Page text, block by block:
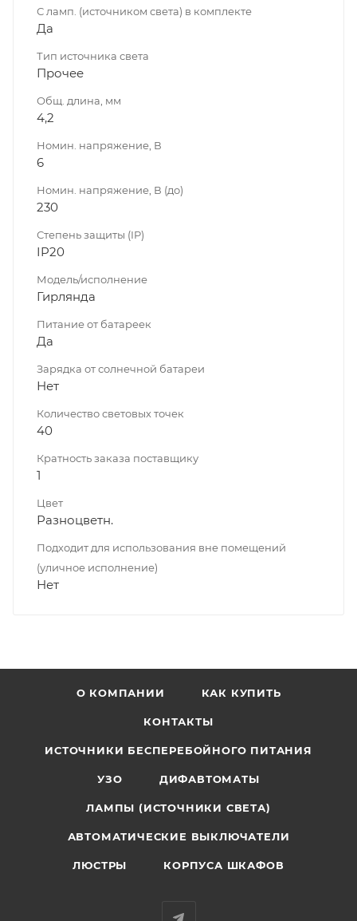
С ламп. (источником света) в комплекте
Да
Тип источника света
Прочее
Общ. длина, мм
4,2
Номин. напряжение, В
6
Номин. напряжение, В (до)
230
Степень защиты (IP)
IP20
Модель/исполнение
Гирлянда
Питание от батареек
Да
Зарядка от солнечной батареи
Нет
Количество световых точек
40
Кратность заказа поставщику
1
Цвет
Разноцветн.
Подходит для использования вне помещений
(уличное исполнение)
Нет
О КОМПАНИИ КАК КУПИТЬ
КОНТАКТЫ
ИСТОЧНИКИ БЕСПЕРЕБОЙНОГО ПИТАНИЯ
УЗО ДИФАВТОМАТЫ
ЛАМПЫ (ИСТОЧНИКИ СВЕТА)
АВТОМАТИЧЕСКИЕ ВЫКЛЮЧАТЕЛИ
ЛЮСТРЫ КОРПУСА ШКАФОВ